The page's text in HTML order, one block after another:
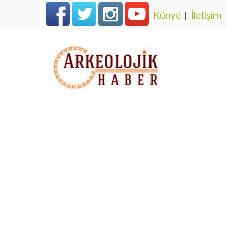
Künye | İletişim